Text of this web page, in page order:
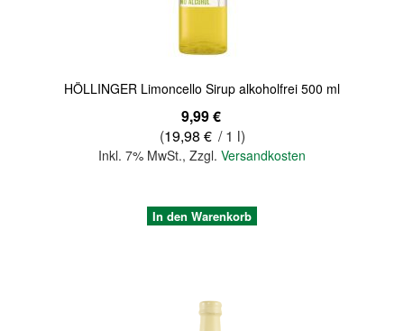
HÖLLINGER Limoncello Sirup alkoholfrei 500 ml
9,99 €
(19,98 € / 1 l)
Inkl. 7% MwSt., Zzgl. Versandkosten
In den Warenkorb